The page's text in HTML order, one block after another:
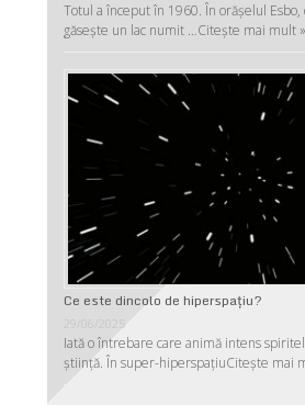
Totul a început în 1960. În orășelul Esbo,
găsește un lac numit …Citește mai mult »
Ce este dincolo de hiperspaţiu?
29/06/2025
Iată o întrebare care animă intens
ştiinţă. În super-hiperspaţiuCitește mai